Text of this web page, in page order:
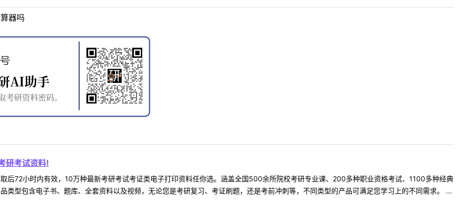
器吗
研考试资料!
后72小时内有效，10万种最新考研考试考证类电子打印资料任你选。涵盖全国500余所院校考研专业课、200多种职业资格考试、1100多种经典
类型包含电子书、题库、全套资料以及视频，无论您是考研复习、考证刷题，还是考前冲刺等，不同类型的产品可满足您学习上的不同需求。 ...